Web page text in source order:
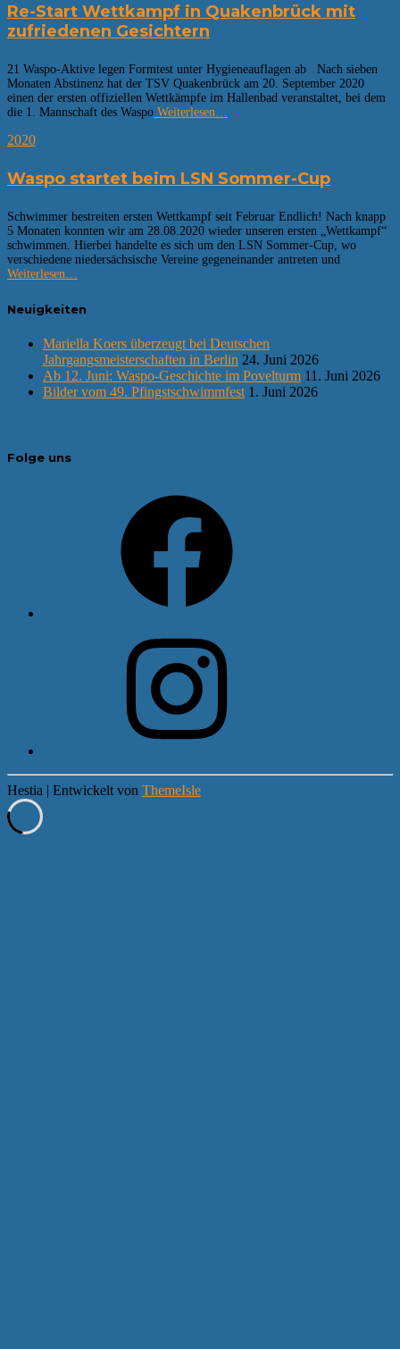
Re-Start Wettkampf in Quakenbrück mit
zufriedenen Gesichtern
21 Waspo-Aktive legen Formtest unter Hygieneauflagen ab Nach sieben
Monaten Abstinenz hat der TSV Quakenbrück am 20. September 2020
einen der ersten offiziellen Wettkämpfe im Hallenbad veranstaltet, bei dem
die 1. Mannschaft des Waspo Weiterlesen…
2020
Waspo startet beim LSN Sommer-Cup
Schwimmer bestreiten ersten Wettkampf seit Februar Endlich! Nach knapp
5 Monaten konnten wir am 28.08.2020 wieder unseren ersten „Wettkampf“
schwimmen. Hierbei handelte es sich um den LSN Sommer-Cup, wo
verschiedene niedersächsische Vereine gegeneinander antreten und
Weiterlesen…
Neuigkeiten
Mariella Koers überzeugt bei Deutschen
Jahrgangsmeisterschaften in Berlin 24. Juni 2026
Ab 12. Juni: Waspo-Geschichte im Povelturm 11. Juni 2026
Bilder vom 49. Pfingstschwimmfest 1. Juni 2026
Folge uns
Hestia | Entwickelt von ThemeIsle